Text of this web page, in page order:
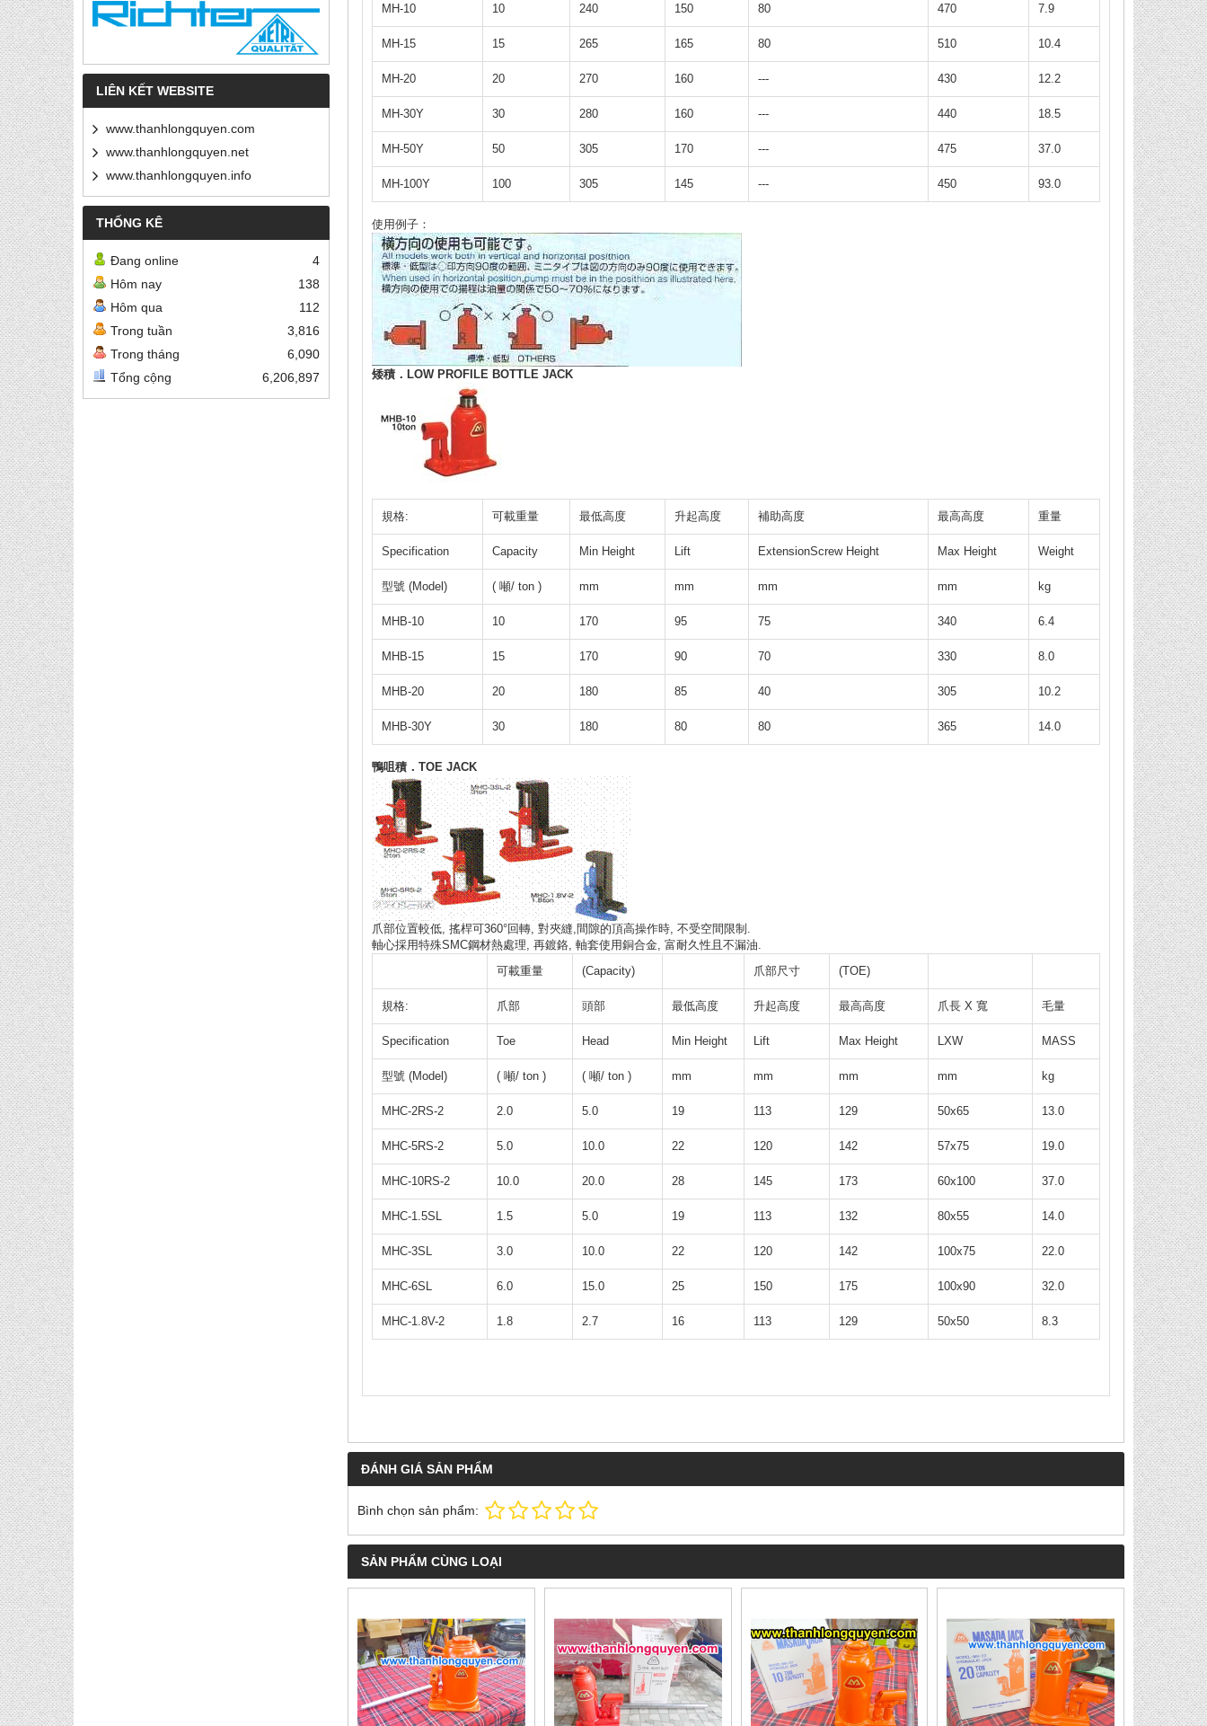
LIÊN KẾT WEBSITE
www.thanhlongquyen.com
www.thanhlongquyen.net
www.thanhlongquyen.info
THỐNG KÊ
Đang online
4
Hôm nay
138
Hôm qua
112
Trong tuần
3,816
Trong tháng
6,090
Tổng cộng
6,206,897
MH-10 10 240 150 80 470 7.9
MH-15 15 265 165 80 510 10.4
MH-20 20 270 160 --- 430 12.2
MH-30Y 30 280 160 --- 440 18.5
MH-50Y 50 305 170 --- 475 37.0
MH-100Y 100 305 145 --- 450 93.0
使用例子：
矮積． LOW PROFILE BOTTLE JACK
規格: 可載重量 最低高度 升起高度 補助高度 最高高度 重量
Specification Capacity Min Height Lift ExtensionScrew Height Max Height Weight
型號 (Model) ( 噸/ ton ) mm mm mm mm kg
MHB-10 10 170 95 75 340 6.4
MHB-15 15 170 90 70 330 8.0
MHB-20 20 180 85 40 305 10.2
MHB-30Y 30 180 80 80 365 14.0
鴨咀積． TOE JACK
爪部位置較低, 搖桿可360°回轉, 對夾縫,間隙的頂高操作時, 不受空間限制.
軸心採用特殊SMC鋼材熱處理, 再鍍鉻, 軸套使用銅合金, 富耐久性且不漏油.
可載重量
(Capacity) 爪部尺寸 (TOE)
規格: 爪部 頭部 最低高度 升起高度 最高高度 爪長 X 寬 毛量
Specification Toe Head Min Height Lift Max Height LXW MASS
型號 (Model) ( 噸/ ton ) ( 噸/ ton ) mm mm mm mm kg
MHC-2RS-2 2.0 5.0 19 113 129 50x65 13.0
MHC-5RS-2 5.0 10.0 22 120 142 57x75 19.0
MHC-10RS-2 10.0 20.0 28 145 173 60x100 37.0
MHC-1.5SL 1.5 5.0 19 113 132 80x55 14.0
MHC-3SL 3.0 10.0 22 120 142 100x75 22.0
MHC-6SL 6.0 15.0 25 150 175 100x90 32.0
MHC-1.8V-2 1.8 2.7 16 113 129 50x50 8.3
ĐÁNH GIÁ SẢN PHẨM
Bình chọn sản phẩm:
SẢN PHẨM CÙNG LOẠI